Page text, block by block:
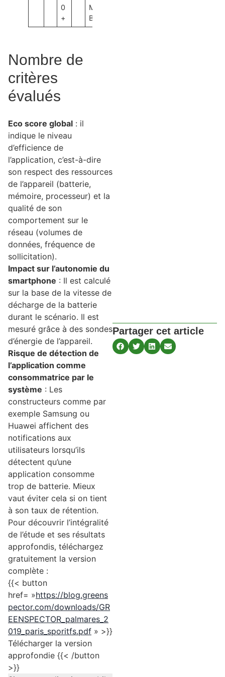
0
+
M
B
Nombre de
critères
évalués
Eco score global : il
indique le niveau
d’efficience de
l’application, c’est-à-dire
son respect des ressources
de l’appareil (batterie,
mémoire, processeur) et la
qualité de son
comportement sur le
réseau (volumes de
données, fréquence de
sollicitation).
Impact sur l’autonomie du
smartphone : Il est calculé
sur la base de la vitesse de
décharge de la batterie
durant le scénario. Il est
mesuré grâce à des sondes
d’énergie de l’appareil.
Risque de détection de
l’application comme
consommatrice par le
système : Les
constructeurs comme par
exemple Samsung ou
Huawei affichent des
notifications aux
utilisateurs lorsqu’ils
détectent qu’une
application consomme
trop de batterie. Mieux
vaut éviter cela si on tient
à son taux de rétention.
Pour découvrir l’intégralité
de l’étude et ses résultats
approfondis, téléchargez
gratuitement la version
complète :
{{< button
href= »https://blog.greens
pector.com/downloads/GR
EENSPECTOR_palmares_2
019_paris_sporitfs.pdf » >}}
Télécharger la version
approfondie {{< /button
>}}
Partager cet article